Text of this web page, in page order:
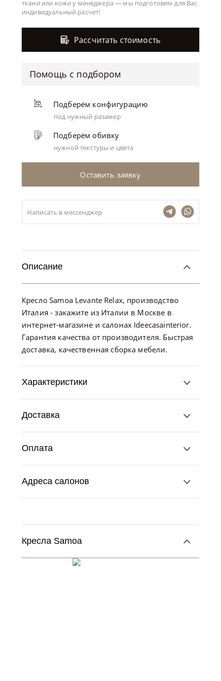
ткани или кожи у менеджера — мы подготовим для Вас
индивидуальный расчет!
Рассчитать стоимость
Помощь с подбором
Подберём конфигурацию
под нужный разамер
Подберём обивку
нужной текстуры и цвета
Оставить заявку
Написать в мессенджер
Описание
Кресло Samoa Levante Relax, производство
Италия - закажите из Италии в Москве в
интернет-магазине и салонах Ideecasainterior.
Гарантия качества от производителя. Быстрая
доставка, качественная сборка мебели.
Характеристики
Доставка
Оплата
Адреса салонов
Кресла Samoa